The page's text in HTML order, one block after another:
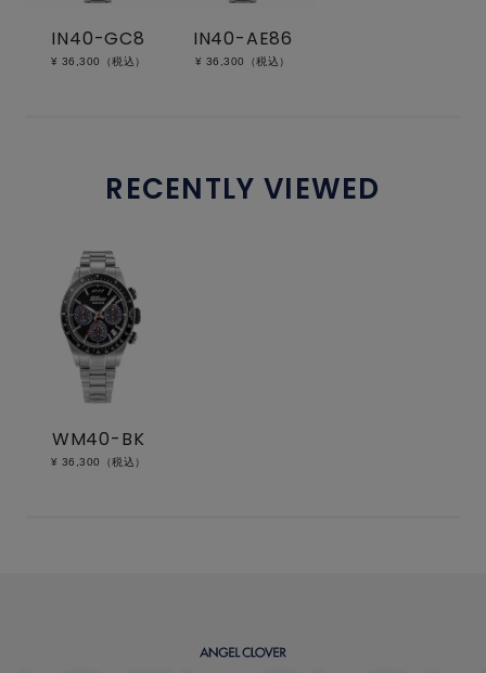
IN40-GC8
¥ 36,300（税込）
IN40-AE86
¥ 36,300（税込）
RECENTLY VIEWED
WM40-BK
¥ 36,300（税込）